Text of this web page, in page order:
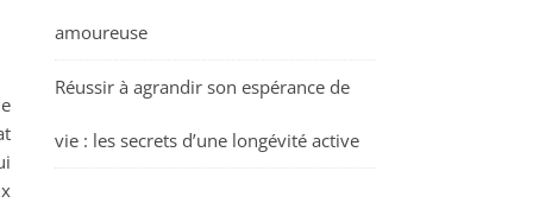
amoureuse
Réussir à agrandir son espérance de
vie : les secrets d’une longévité active